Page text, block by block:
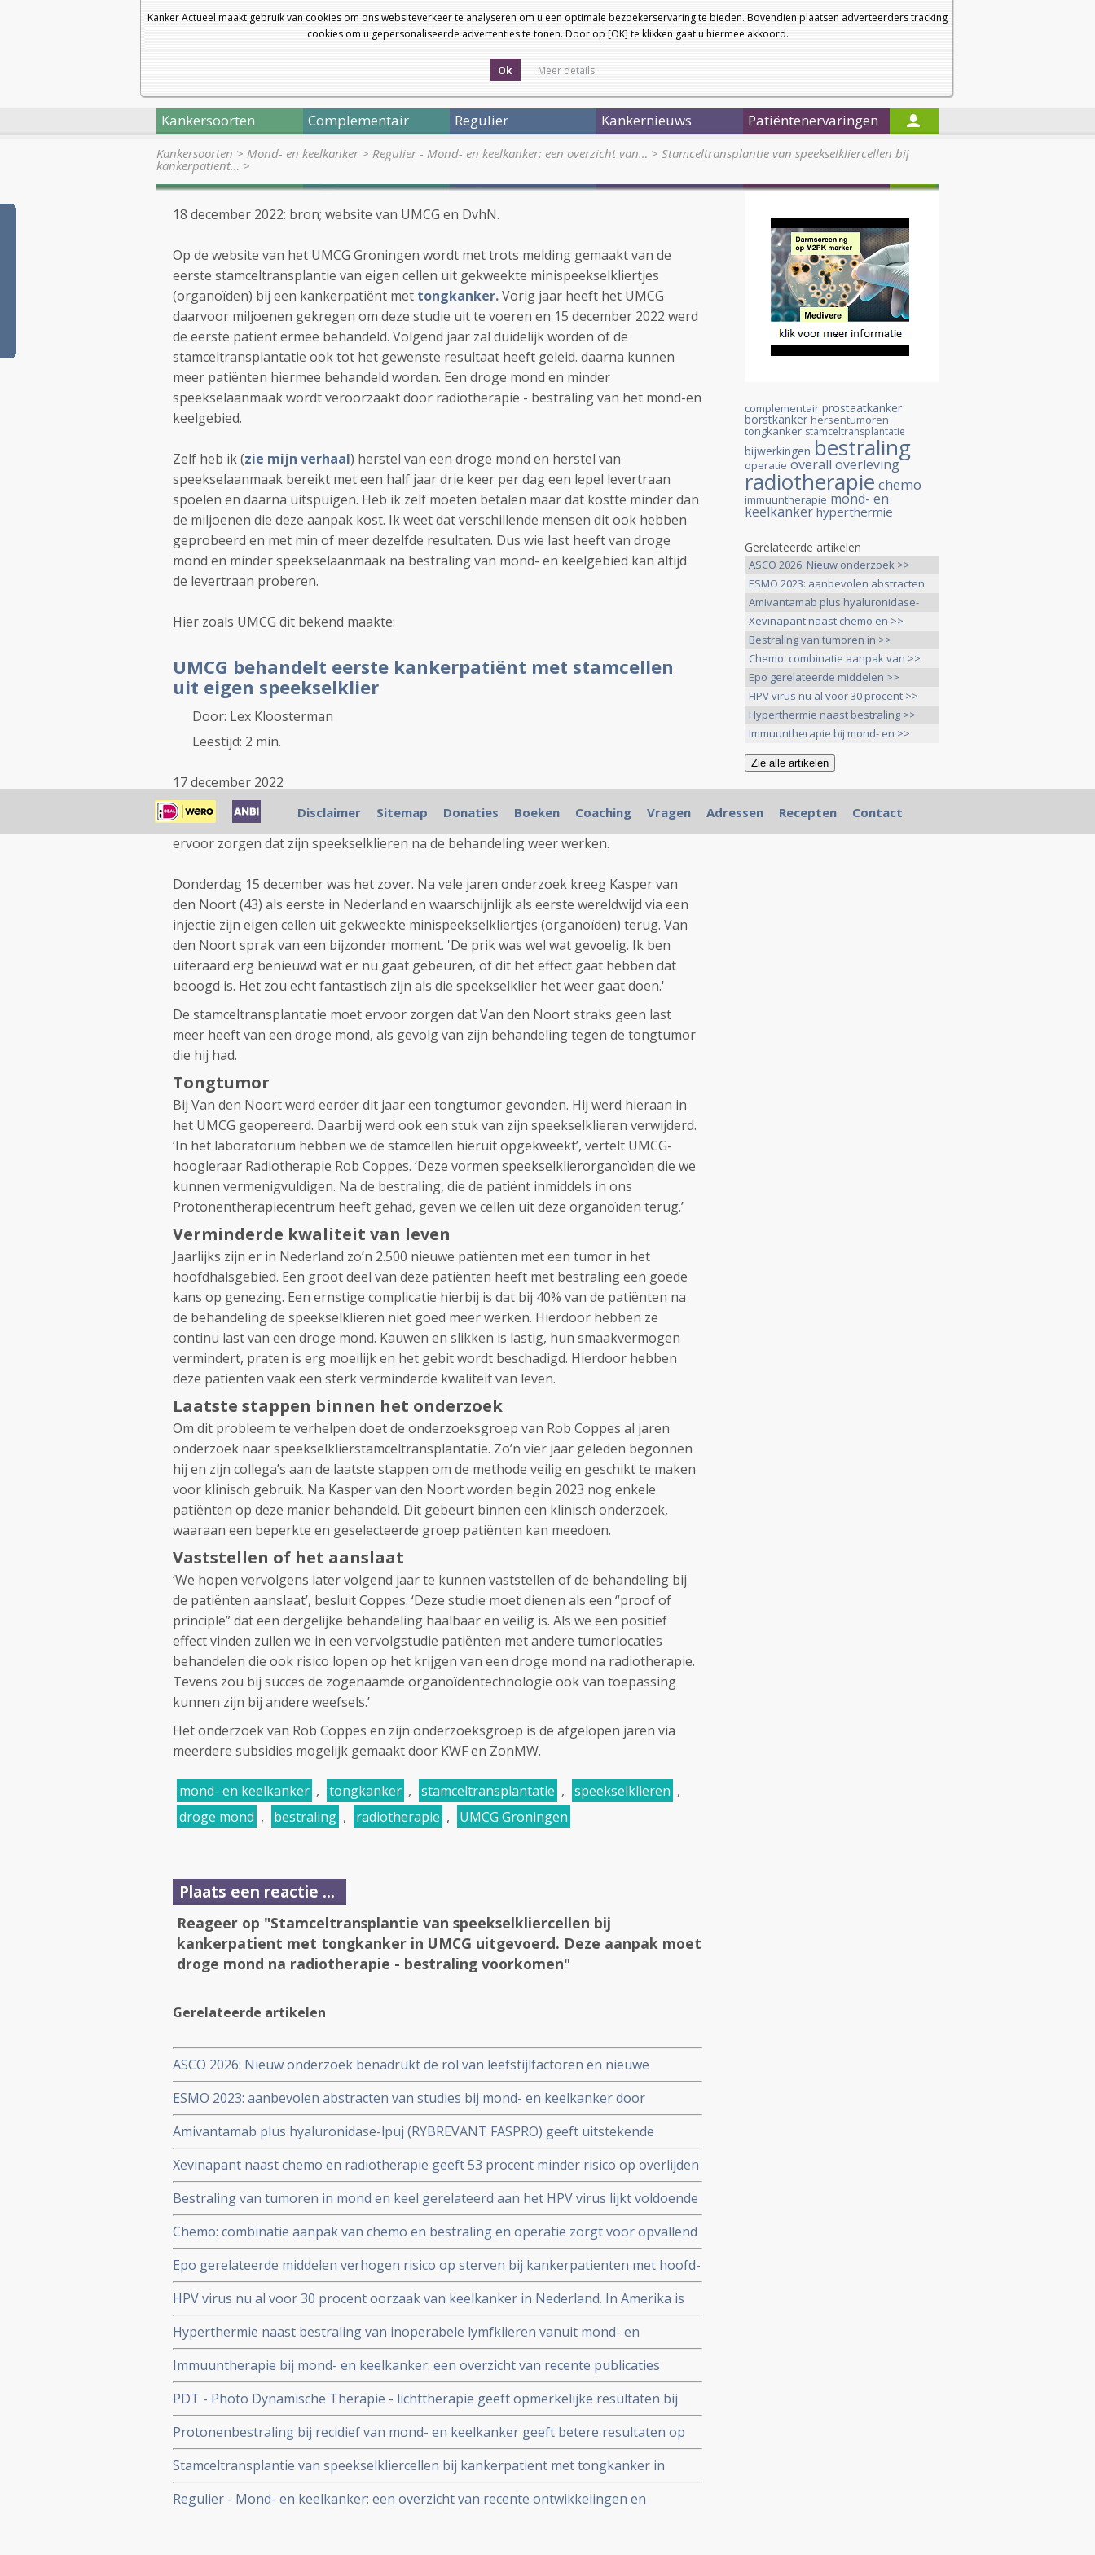
Kanker Actueel maakt gebruik van cookies om ons websiteverkeer te analyseren om u een optimale bezoekerservaring te bieden. Bovendien plaatsen adverteerders tracking
cookies om u gepersonaliseerde advertenties te tonen. Door op [OK] te klikken gaat u hiermee akkoord.
Ok Meer details
a
a
Nieuwsbrief
Startpagina
Kankersoorten Complementair Regulier Kankernieuws Patiëntenervaringen
Kankersoorten > Mond- en keelkanker> Regulier - Mond- en keelkanker: een overzicht van… > Stamceltransplantie van speekselkliercellen bij
kankerpatient… >
18 december 2022: bron; website van UMCG en DvhN.
Op de website van het UMCG Groningen wordt met trots melding gemaakt van de
eerste stamceltransplantie van eigen cellen uit gekweekte minispeekselkliertjes
(organoïden) bij een kankerpatiënt met tongkanker.Vorig jaar heeft het UMCG
daarvoor miljoenen gekregen om deze studie uit te voeren en 15 december 2022 werd
de eerste patiënt ermee behandeld. Volgend jaar zal duidelijk worden of de
stamceltransplantatie ook tot het gewenste resultaat heeft geleid. daarna kunnen
meer patiënten hiermee behandeld worden. Een droge mond en minder
speekselaanmaak wordt veroorzaakt door radiotherapie - bestraling van het mond-en
keelgebied.
Zelf heb ik (zie mijn verhaal) herstel van een droge mond en herstel van
speekselaanmaak bereikt met een half jaar drie keer per dag een lepel levertraan
spoelen en daarna uitspuigen. Heb ik zelf moeten betalen maar dat kostte minder dan
de miljoenen die deze aanpak kost. Ik weet dat verschillende mensen dit ook hebben
geprobeerd en met min of meer dezelfde resultaten. Dus wie last heeft van droge
mond en minder speekselaanmaak na bestraling van mond- en keelgebied kan altijd
de levertraan proberen.
Hier zoals UMCG dit bekend maakte:
UMCG behandelt eerste kankerpatiënt met stamcellen
uit eigen speekselklier
Door: Lex Kloosterman
Leestijd: 2 min.
17 december 2022
Het UMCG heeft als eerste ziekenhuis in Nederland een kankerpatiënt met een tumor
in het hoofdhalsgebied behandeld met stamcellen uit zijn eigen speekselklier. Dit moet
ervoor zorgen dat zijn speekselklieren na de behandeling weer werken.
Donderdag 15 december was het zover. Na vele jaren onderzoek kreeg Kasper van
den Noort (43) als eerste in Nederland en waarschijnlijk als eerste wereldwijd via een
injectie zijn eigen cellen uit gekweekte minispeekselkliertjes (organoïden) terug. Van
den Noort sprak van een bijzonder moment. 'De prik was wel wat gevoelig. Ik ben
uiteraard erg benieuwd wat er nu gaat gebeuren, of dit het effect gaat hebben dat
beoogd is. Het zou echt fantastisch zijn als die speekselklier het weer gaat doen.'
De stamceltransplantatie moet ervoor zorgen dat Van den Noort straks geen last
meer heeft van een droge mond, als gevolg van zijn behandeling tegen de tongtumor
die hij had.
Tongtumor
Bij Van den Noort werd eerder dit jaar een tongtumor gevonden. Hij werd hieraan in
het UMCG geopereerd. Daarbij werd ook een stuk van zijn speekselklieren verwijderd.
‘In het laboratorium hebben we de stamcellen hieruit opgekweekt’, vertelt UMCG-
hoogleraar Radiotherapie Rob Coppes. ‘Deze vormen speekselklierorganoïden die we
kunnen vermenigvuldigen. Na de bestraling, die de patiënt inmiddels in ons
Protonentherapiecentrum heeft gehad, geven we cellen uit deze organoïden terug.’
Verminderde kwaliteit van leven
Jaarlijks zijn er in Nederland zo’n 2.500 nieuwe patiënten met een tumor in het
hoofdhalsgebied. Een groot deel van deze patiënten heeft met bestraling een goede
kans op genezing. Een ernstige complicatie hierbij is dat bij 40% van de patiënten na
de behandeling de speekselklieren niet goed meer werken. Hierdoor hebben ze
continu last van een droge mond. Kauwen en slikken is lastig, hun smaakvermogen
vermindert, praten is erg moeilijk en het gebit wordt beschadigd. Hierdoor hebben
deze patiënten vaak een sterk verminderde kwaliteit van leven.
Laatste stappen binnen het onderzoek
Om dit probleem te verhelpen doet de onderzoeksgroep van Rob Coppes al jaren
onderzoek naar speekselklierstamceltransplantatie. Zo’n vier jaar geleden begonnen
hij en zijn collega’s aan de laatste stappen om de methode veilig en geschikt te maken
voor klinisch gebruik. Na Kasper van den Noort worden begin 2023 nog enkele
patiënten op deze manier behandeld. Dit gebeurt binnen een klinisch onderzoek,
waaraan een beperkte en geselecteerde groep patiënten kan meedoen.
Vaststellen of het aanslaat
‘We hopen vervolgens later volgend jaar te kunnen vaststellen of de behandeling bij
de patiënten aanslaat’, besluit Coppes. ‘Deze studie moet dienen als een “proof of
principle” dat een dergelijke behandeling haalbaar en veilig is. Als we een positief
effect vinden zullen we in een vervolgstudie patiënten met andere tumorlocaties
behandelen die ook risico lopen op het krijgen van een droge mond na radiotherapie.
Tevens zou bij succes de zogenaamde organoïdentechnologie ook van toepassing
kunnen zijn bij andere weefsels.’
Het onderzoek van Rob Coppes en zijn onderzoeksgroep is de afgelopen jaren via
meerdere subsidies mogelijk gemaakt door KWF en ZonMW.
mond- en keelkanker , tongkanker , stamceltransplantatie , speekselklieren ,
droge mond , bestraling , radiotherapie , UMCG Groningen
Plaats een reactie ...
Reageer op "Stamceltransplantie van speekselkliercellen bij
kankerpatient met tongkanker in UMCG uitgevoerd. Deze aanpak moet
droge mond na radiotherapie - bestraling voorkomen"
Gerelateerde artikelen
ASCO 2026: Nieuw onderzoek benadrukt de rol van leefstijlfactoren en nieuwe
behandelstrategieën in de kankerzorg.
ESMO 2023: aanbevolen abstracten van studies bij mond- en keelkanker door
oncologen en medisch specialisten
Amivantamab plus hyaluronidase-lpuj (RYBREVANT FASPRO) geeft uitstekende
resultaten bij patiënten met gevorderde mond- en keelkanker die eerder behandeld
zijn met immuuntherapie en chemotherapie copy 1
Xevinapant naast chemo en radiotherapie geeft 53 procent minder risico op overlijden
op 5-jaars meting in vergelijking met een placebo bij patienten met gevorderde mond-
en keelkanker zonder HPV status
Bestraling van tumoren in mond en keel gerelateerd aan het HPV virus lijkt voldoende
en kan ingrijpende en belastende chemo en operaties voorkomen
Chemo: combinatie aanpak van chemo en bestraling en operatie zorgt voor opvallend
meer volledige genezingen bij mond- en keelkankerpatienten stadium II en III
Epo gerelateerde middelen verhogen risico op sterven bij kankerpatienten met hoofd-
halstumoren.
HPV virus nu al voor 30 procent oorzaak van keelkanker in Nederland. In Amerika is
dat al voor 70%. Aldus arts-onderzoeker Michelle Rietbergen van het VUmc
Hyperthermie naast bestraling van inoperabele lymfklieren vanuit mond- en
keelkanker geeft significant minder bijwerkingen en geeft ook significant betere 5-
jaars overleving blijkt uit 3 gerandomiseerde langjarige studies.
Immuuntherapie bij mond- en keelkanker: een overzicht van recente publicaties
PDT - Photo Dynamische Therapie - lichttherapie geeft opmerkelijke resultaten bij
mondkanker en keelkanker en slokdarmkanker
Protonenbestraling bij recidief van mond- en keelkanker geeft betere resultaten op
overall overleving en kwaliteit van leven door minder ernstige bijwerkingen copy 1
Stamceltransplantie van speekselkliercellen bij kankerpatient met tongkanker in
UMCG uitgevoerd. Deze aanpak moet droge mond na radiotherapie - bestraling
voorkomen
Regulier - Mond- en keelkanker: een overzicht van recente ontwikkelingen en
complementair prostaatkanker
borstkanker hersentumoren
tongkanker stamceltransplantatie
bijwerkingen bestraling
operatie overall overleving
radiotherapie chemo
immuuntherapie mond- en
keelkanker hyperthermie
Gerelateerde artikelen
ASCO 2026: Nieuw onderzoek >>
ESMO 2023: aanbevolen abstracten
>>
Amivantamab plus hyaluronidase-
lpuj >>
Xevinapant naast chemo en >>
Bestraling van tumoren in >>
Chemo: combinatie aanpak van >>
Epo gerelateerde middelen >>
HPV virus nu al voor 30 procent >>
Hyperthermie naast bestraling >>
Immuuntherapie bij mond- en >>
Disclaimer Sitemap Donaties Boeken Coaching Vragen Adressen Recepten Contact